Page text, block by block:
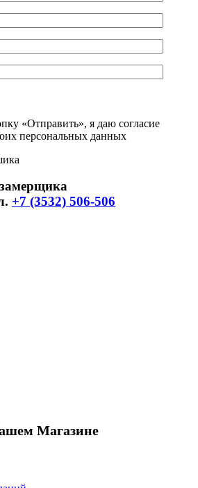
«Отправить», я даю согласие
персональных данных
+7 (3532) 506-506
Магазине